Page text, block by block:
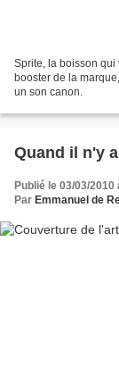
Sprite, la boisson qui
booster de la
un son canon.
Quand il n'y
Publié le 03/03/2010
Par Emmanuel de